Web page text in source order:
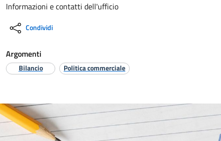
Informazioni e contatti dell'ufficio
Condividi
Argomenti
Bilancio Politica commerciale